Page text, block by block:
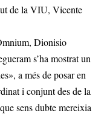
de la VIU, Vicente
Dionisio
s’ha mostrat un
a més de posar en
i conjunt des de la
sens dubte mereixia